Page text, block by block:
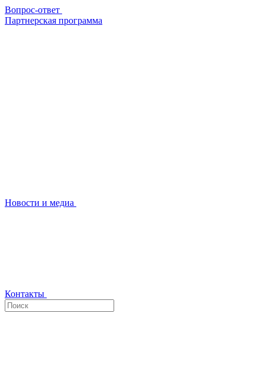
Вопрос-ответ
Партнерская программа
Новости и медиа
Контакты